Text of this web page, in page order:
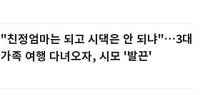
"친정엄마는 되고 시댁은 안 되냐"…3대
가족 여행 다녀오자, 시모 '발끈'